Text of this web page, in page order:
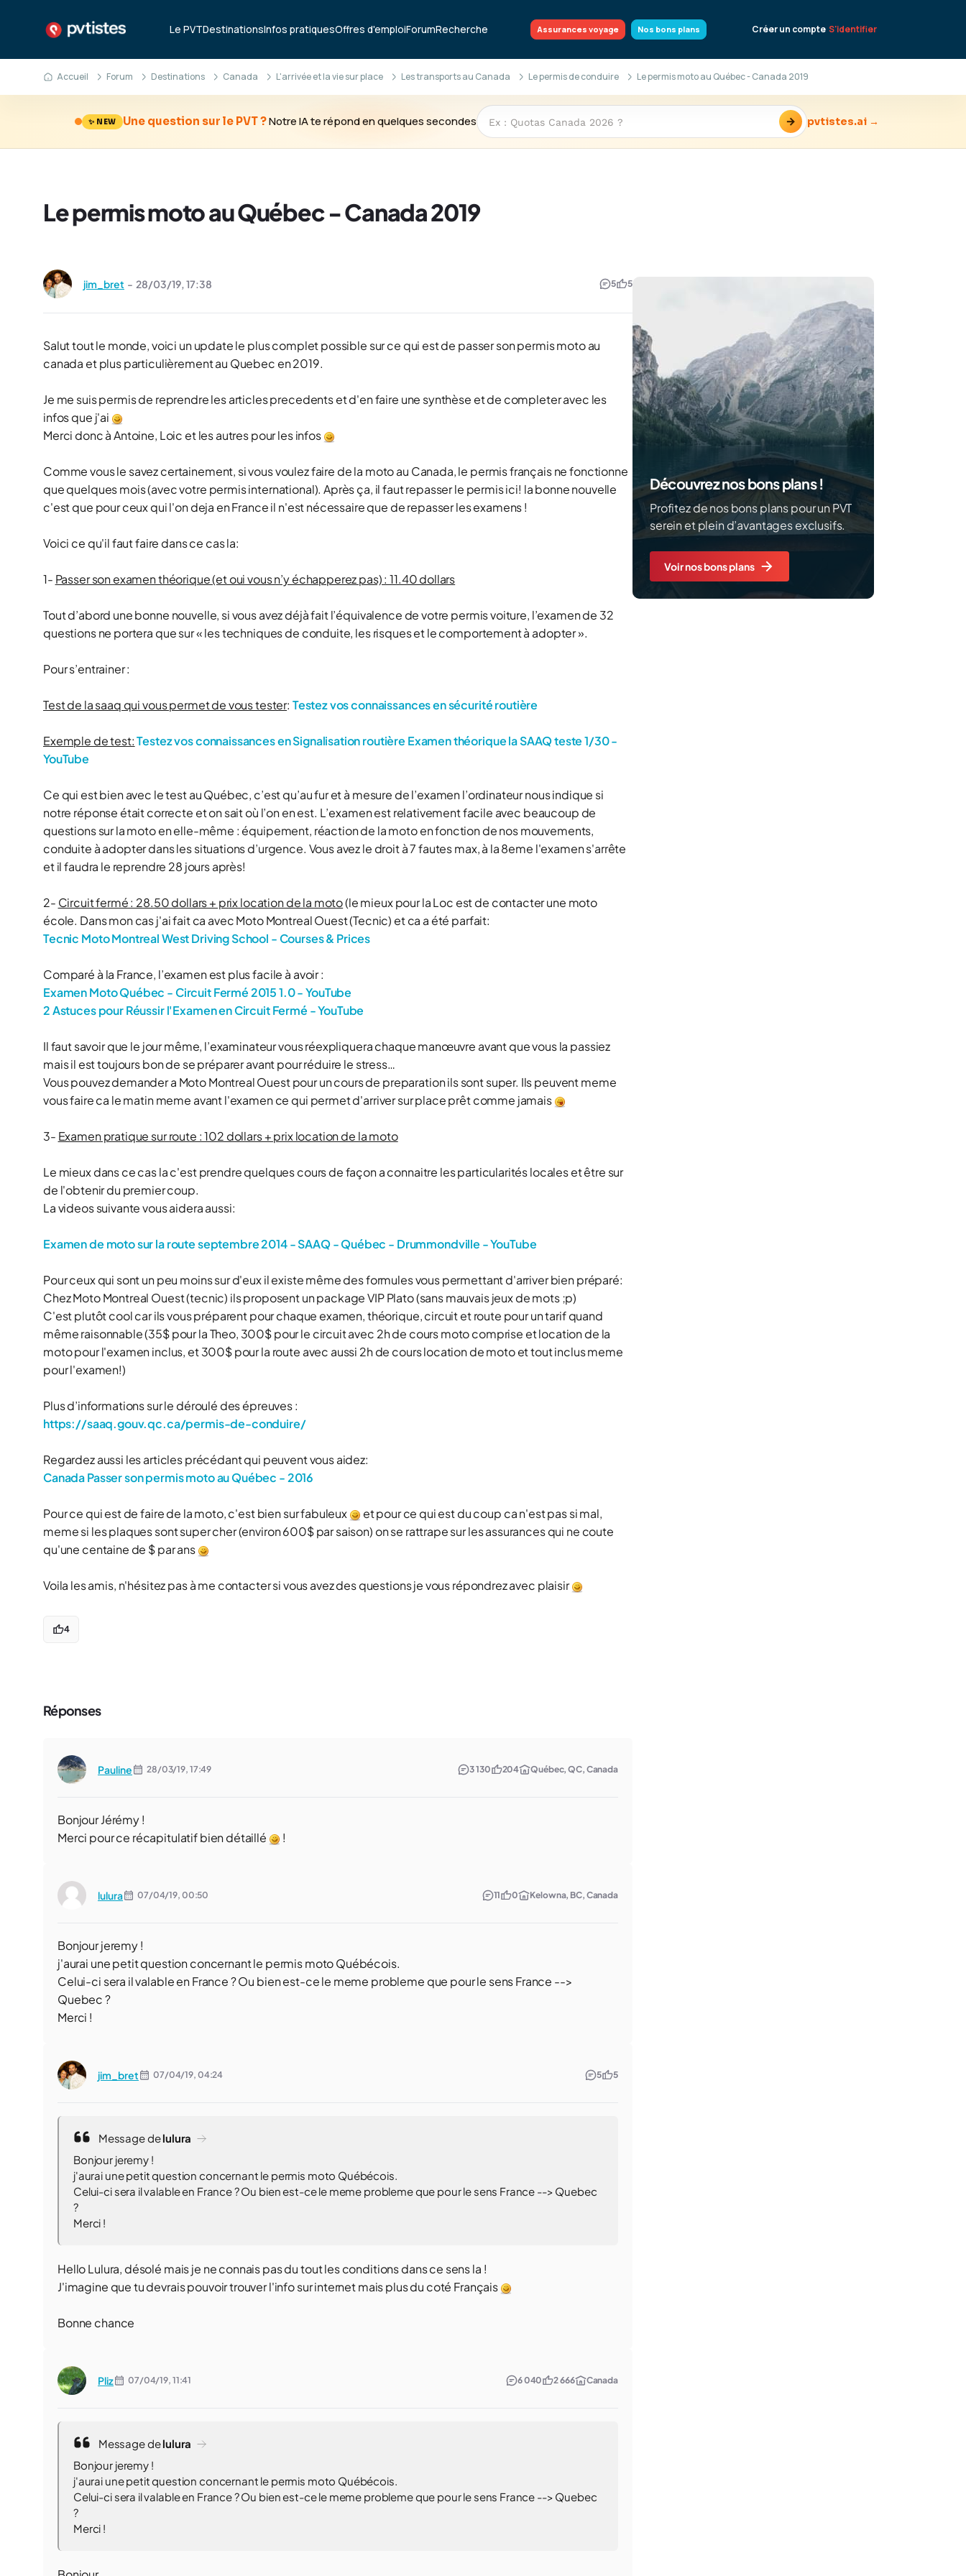
Le PVTDestinationsInfos pratiquesOffres d'emploiForumRecherche Assurances voyage Nos bons plans Créer un compte S'identifier
Accueil Forum Destinations Canada L'arrivée et la vie sur place Les transports au Canada Le permis de conduire Le permis moto au Québec - Canada 2019
✨ NEW Une question sur le PVT ?Notre IA te répond en quelques secondes → pvtistes.ai →
Le permis moto au Québec - Canada 2019
jim_bret - 28/03/19, 17:38 5 5
Salut tout le monde, voici un update le plus complet possible sur ce qui est de passer son permis moto au
canada et plus particulièrement au Quebec en 2019.
Je me suis permis de reprendre les articles precedents et d'en faire une synthèse et de completer avec les
infos que j'ai
Merci donc à Antoine, Loic et les autres pour les infos
Comme vous le savez certainement, si vous voulez faire de la moto au Canada, le permis français ne fonctionne
que quelques mois (avec votre permis international). Après ça, il faut repasser le permis ici! la bonne nouvelle
c'est que pour ceux qui l'on deja en France il n'est nécessaire que de repasser les examens !
Voici ce qu'il faut faire dans ce cas la:
1- Passer son examen théorique (et oui vous n’y échapperez pas) : 11.40 dollars
Tout d’abord une bonne nouvelle, si vous avez déjà fait l’équivalence de votre permis voiture, l’examen de 32
questions ne portera que sur « les techniques de conduite, les risques et le comportement à adopter ».
Pour s’entrainer :
Test de la saaq qui vous permet de vous tester: Testez vos connaissances en sécurité routière
Exemple de test: Testez vos connaissances en Signalisation routière Examen théorique la SAAQ teste 1/30 -
YouTube
Ce qui est bien avec le test au Québec, c’est qu’au fur et à mesure de l’examen l’ordinateur nous indique si
notre réponse était correcte et on sait où l’on en est. L’examen est relativement facile avec beaucoup de
questions sur la moto en elle-même : équipement, réaction de la moto en fonction de nos mouvements,
conduite à adopter dans les situations d’urgence. Vous avez le droit à 7 fautes max, à la 8eme l'examen s'arrête
et il faudra le reprendre 28 jours après!
2- Circuit fermé : 28.50 dollars + prix location de la moto(le mieux pour la Loc est de contacter une moto
école. Dans mon cas j'ai fait ca avec Moto Montreal Ouest (Tecnic) et ca a été parfait:
Tecnic Moto Montreal West Driving School - Courses & Prices
Comparé à la France, l’examen est plus facile à avoir :
Examen Moto Québec - Circuit Fermé 2015 1.0 - YouTube
2 Astuces pour Réussir l'Examen en Circuit Fermé - YouTube
Il faut savoir que le jour même, l’examinateur vous réexpliquera chaque manœuvre avant que vous la passiez
mais il est toujours bon de se préparer avant pour réduire le stress…
Vous pouvez demander a Moto Montreal Ouest pour un cours de preparation ils sont super. Ils peuvent meme
vous faire ca le matin meme avant l'examen ce qui permet d'arriver sur place prêt comme jamais
3- Examen pratique sur route : 102 dollars + prix location de la moto
Le mieux dans ce cas la c'est prendre quelques cours de façon a connaitre les particularités locales et être sur
de l'obtenir du premier coup.
La videos suivante vous aidera aussi:
Examen de moto sur la route septembre 2014 - SAAQ - Québec - Drummondville - YouTube
Pour ceux qui sont un peu moins sur d'eux il existe même des formules vous permettant d'arriver bien préparé:
Chez Moto Montreal Ouest (tecnic) ils proposent un package VIP Plato (sans mauvais jeux de mots ;p)
C'est plutôt cool car ils vous préparent pour chaque examen, théorique, circuit et route pour un tarif quand
même raisonnable (35$ pour la Theo, 300$ pour le circuit avec 2h de cours moto comprise et location de la
moto pour l'examen inclus, et 300$ pour la route avec aussi 2h de cours location de moto et tout inclus meme
pour l'examen!)
Plus d’informations sur le déroulé des épreuves :
https://saaq.gouv.qc.ca/permis-de-conduire/
Regardez aussi les articles précédant qui peuvent vous aidez:
Canada Passer son permis moto au Québec - 2016
Pour ce qui est de faire de la moto, c'est bien sur fabuleux
et pour ce qui est du coup ca n'est pas si mal,
meme si les plaques sont super cher (environ 600$ par saison) on se rattrape sur les assurances qui ne coute
qu'une centaine de $ par ans
Voila les amis, n'hésitez pas à me contacter si vous avez des questions je vous répondrez avec plaisir
4
Réponses
Pauline 28/03/19, 17:49 3 130 204 Québec, QC, Canada
Bonjour Jérémy !
Merci pour ce récapitulatif bien détaillé
!
lulura 07/04/19, 00:50 11 0 Kelowna, BC, Canada
Bonjour jeremy !
j'aurai une petit question concernant le permis moto Québécois.
Celui-ci sera il valable en France ? Ou bien est-ce le meme probleme que pour le sens France -->
Quebec ?
Merci !
jim_bret 07/04/19, 04:24 5 5
Message delulura
Bonjour jeremy !
j'aurai une petit question concernant le permis moto Québécois.
Celui-ci sera il valable en France ? Ou bien est-ce le meme probleme que pour le sens France --> Quebec
?
Merci !
Hello Lulura, désolé mais je ne connais pas du tout les conditions dans ce sens la !
J'imagine que tu devrais pouvoir trouver l'info sur internet mais plus du coté Français
Bonne chance
Pliz 07/04/19, 11:41 6 040 2 666 Canada
Message delulura
Bonjour jeremy !
j'aurai une petit question concernant le permis moto Québécois.
Celui-ci sera il valable en France ? Ou bien est-ce le meme probleme que pour le sens France --> Quebec
?
Merci !
Découvrez nos bons plans !
Profitez de nos bons plans pour un PVT
serein et plein d’avantages exclusifs.
Voir nos bons plans